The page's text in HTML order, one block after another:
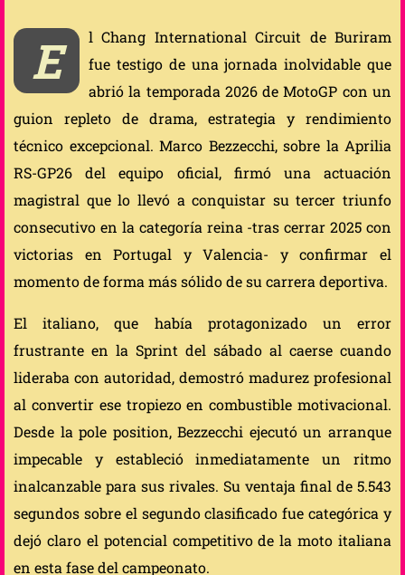
E
l Chang International Circuit de Buriram
fue testigo de una jornada inolvidable que
abrió la temporada 2026 de MotoGP con un
guion repleto de drama, estrategia y rendimiento
técnico excepcional. Marco Bezzecchi, sobre la Aprilia
RS-GP26 del equipo oficial, firmó una actuación
magistral que lo llevó a conquistar su tercer triunfo
consecutivo en la categoría reina -tras cerrar 2025 con
victorias en Portugal y Valencia- y confirmar el
momento de forma más sólido de su carrera deportiva.
El italiano, que había protagonizado un error
frustrante en la Sprint del sábado al caerse cuando
lideraba con autoridad, demostró madurez profesional
al convertir ese tropiezo en combustible motivacional.
Desde la pole position, Bezzecchi ejecutó un arranque
impecable y estableció inmediatamente un ritmo
inalcanzable para sus rivales. Su ventaja final de 5.543
segundos sobre el segundo clasificado fue categórica y
dejó claro el potencial competitivo de la moto italiana
en esta fase del campeonato.